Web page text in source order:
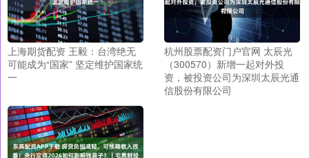
上海期货配资 王毅：台湾绝无
可能成为“国家” 坚定维护国家统
一
杭州股票配资门户官网 太辰光
（300570）新增一起对外投
资，被投资公司为深圳太辰光通
信股份有限公司